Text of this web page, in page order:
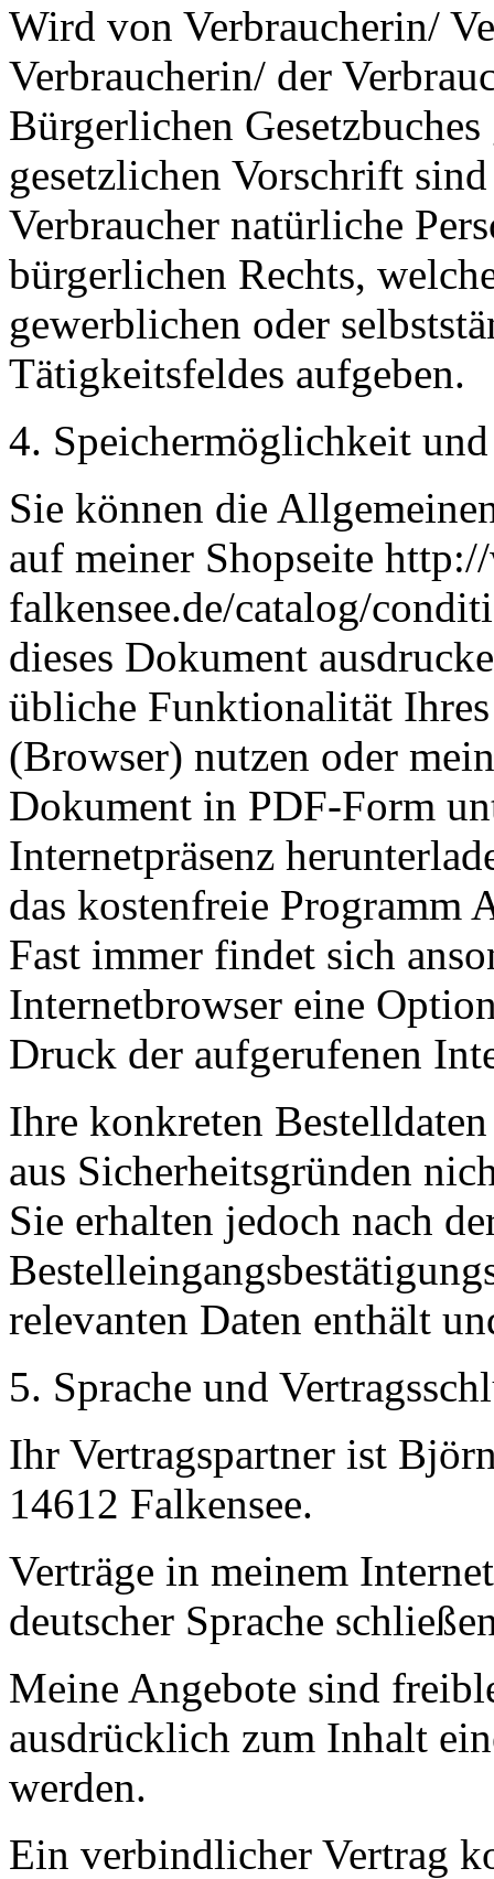
Wird von Verbraucherin/
Verbraucherin/ der
Bürgerlichen
gesetzlichen Vorschrift
Verbraucher natürliche
bürgerlichen Rechts,
gewerblichen oder
Tätigkeitsfeldes aufgeben.
4. Speichermöglichkeit
Sie können die
auf meiner Shopseite
falkensee.de/catalog/
dieses Dokument
übliche Funktionalität
(Browser) nutzen oder
Dokument in PDF-Form
Internetpräsenz
das kostenfreie Programm
Fast immer findet sich
Internetbrowser eine
Druck der aufgerufenen
Ihre konkreten
aus Sicherheitsgründen
Sie erhalten jedoch nach
relevanten Daten enthält
5. Sprache und
Ihr Vertragspartner ist
14612 Falkensee.
Verträge in meinem
deutscher Sprache
Meine Angebote sind
ausdrücklich zum Inhalt
werden.
Ein verbindlicher Vertrag